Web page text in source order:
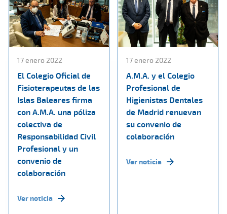
17 enero 2022
El Colegio Oficial de
Fisioterapeutas de las
Islas Baleares firma
con A.M.A. una póliza
colectiva de
Responsabilidad Civil
Profesional y un
convenio de
colaboración
Ver noticia
17 enero 2022
A.M.A. y el Colegio
Profesional de
Higienistas Dentales
de Madrid renuevan
su convenio de
colaboración
Ver noticia